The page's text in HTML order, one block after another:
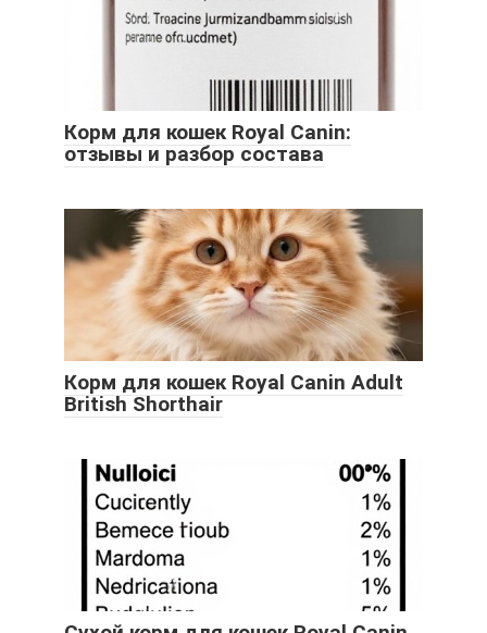
Корм для кошек Royal Canin:
отзывы и разбор состава
Корм для кошек Royal Canin Adult
British Shorthair